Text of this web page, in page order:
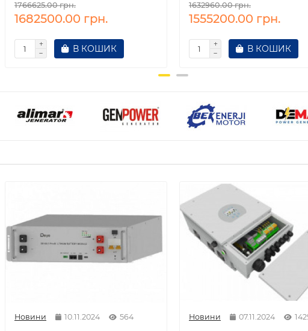
1766625.00 грн.
1682500.00 грн.
В КОШИК
1632960.00 грн.
1555200.00 грн.
В КОШИК
Новини 10.11.2024 564 Новини 07.11.2024